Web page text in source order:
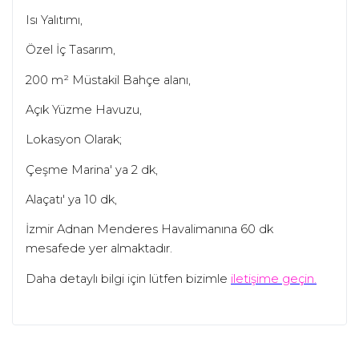
Isı Yalıtımı,
Özel İç Tasarım,
200 m² Müstakil Bahçe alanı,
Açık Yüzme Havuzu,
Lokasyon Olarak;
Çeşme Marina' ya 2 dk,
Alaçatı' ya 10 dk,
İzmir Adnan Menderes Havalimanına 60 dk
mesafede yer almaktadır.
Daha detaylı bilgi için lütfen bizimle iletişime geçin.